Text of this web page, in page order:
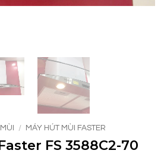
/ MÁY HÚT MÙI FASTER
FS 3588C2-70